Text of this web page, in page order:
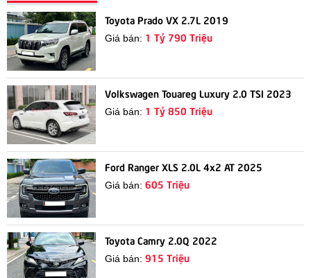
Toyota Prado VX 2.7L 2019
Giá bán: 1 Tỷ 790 Triệu
Volkswagen Touareg Luxury 2.0 TSI 2023
Giá bán: 1 Tỷ 850 Triệu
Ford Ranger XLS 2.0L 4x2 AT 2025
Giá bán:605 Triệu
Toyota Camry 2.0Q 2022
Giá bán:915 Triệu